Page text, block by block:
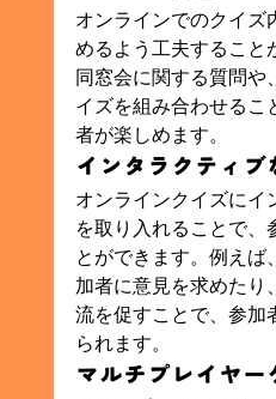
オンラインでのクイズ
めるよう工夫すること
同窓会に関する質問や
イズを組み合わせるこ
者が楽しめます。
インタラクティブ
オンラインクイズにイ
を取り入れることで、
とができます。例えば
加者に意見を求めたり
流を促すことで、参加
られます。
マルチプレイヤー